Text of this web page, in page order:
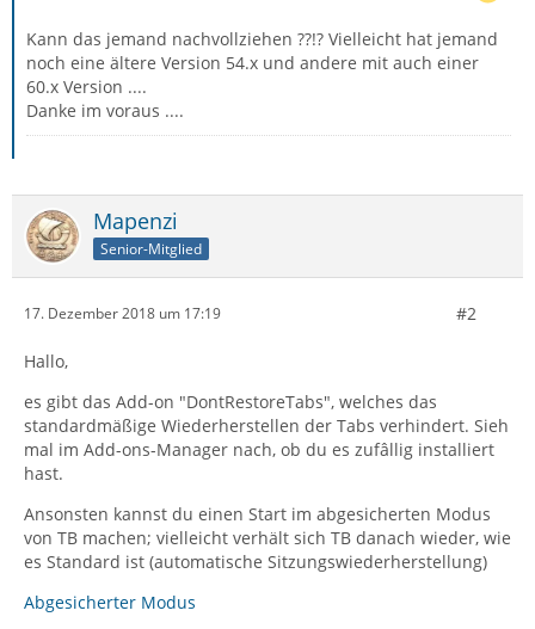
Kann das jemand nachvollziehen ??!? Vielleicht hat jemand
noch eine ältere Version 54.x und andere mit auch einer
60.x Version ....
Danke im voraus ....
Mapenzi
Senior-Mitglied
17. Dezember 2018 um 17:19 #2
Hallo,
es gibt das Add-on "DontRestoreTabs", welches das
standardmäßige Wiederherstellen der Tabs verhindert. Sieh
mal im Add-ons-Manager nach, ob du es zufâllig installiert
hast.
Ansonsten kannst du einen Start im abgesicherten Modus
von TB machen; vielleicht verhält sich TB danach wieder, wie
es Standard ist (automatische Sitzungswiederherstellung)
Abgesicherter Modus